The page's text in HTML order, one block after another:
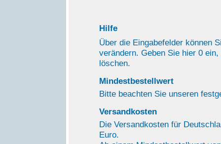
Hilfe
Über die Eingabefelder können
verändern. Geben Sie hier 0
löschen.
Mindestbestellwert
Bitte beachten Sie unseren
Versandkosten
Die Versandkosten für
Euro.